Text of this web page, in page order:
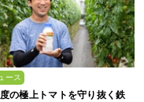
ース
の極上トマトを守り抜く鉄